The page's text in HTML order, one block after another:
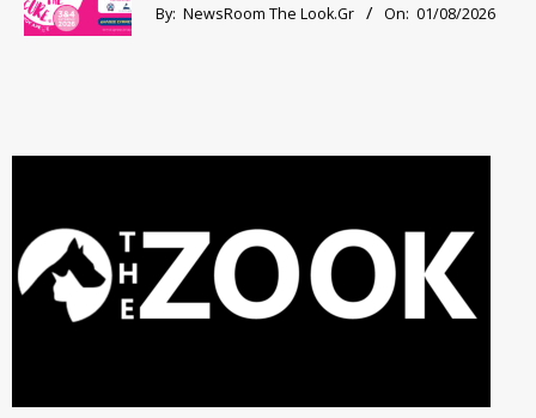
By: NewsRoom The Look.Gr On: 01/08/2026